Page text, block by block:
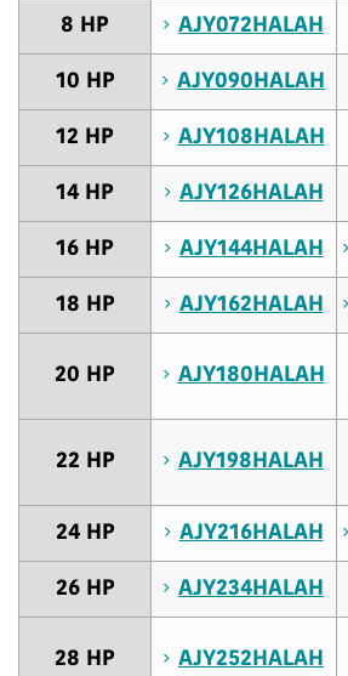
8 HP AJY072HALAH
10 HP AJY090HALAH
12 HP AJY108HALAH
14 HP AJY126HALAH
16 HP AJY144HALAH
18 HP AJY162HALAH
20 HP AJY180HALAH
22 HP AJY198HALAH
24 HP AJY216HALAH
26 HP AJY234HALAH
28 HP AJY252HALAH